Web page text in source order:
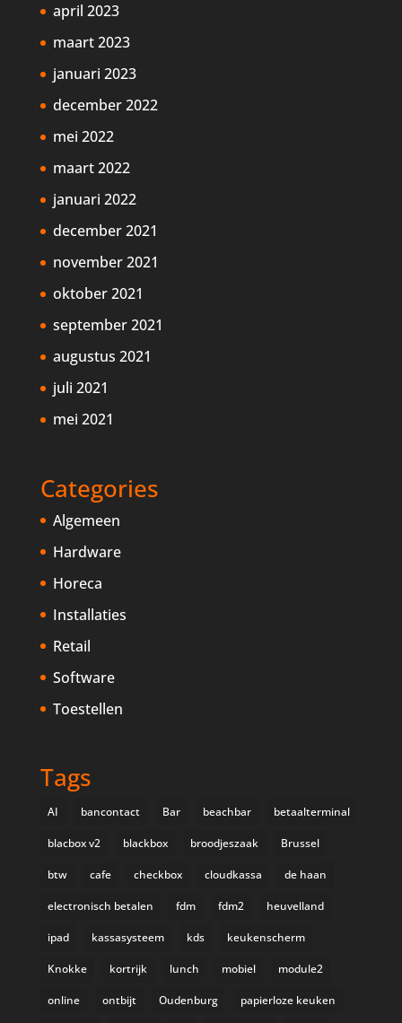
april 2023
maart 2023
januari 2023
december 2022
mei 2022
maart 2022
januari 2022
december 2021
november 2021
oktober 2021
september 2021
augustus 2021
juli 2021
mei 2021
Categories
Algemeen
Hardware
Horeca
Installaties
Retail
Software
Toestellen
Tags
AI bancontact Bar beachbar betaalterminal
blacbox v2 blackbox broodjeszaak Brussel
btw cafe checkbox cloudkassa de haan
electronisch betalen fdm fdm2 heuvelland
ipad kassasysteem kds keukenscherm
Knokke kortrijk lunch mobiel module2
online ontbijt Oudenburg papierloze keuken